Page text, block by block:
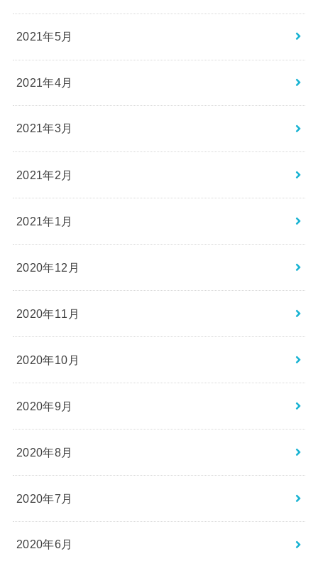
2021年5月
2021年4月
2021年3月
2021年2月
2021年1月
2020年12月
2020年11月
2020年10月
2020年9月
2020年8月
2020年7月
2020年6月